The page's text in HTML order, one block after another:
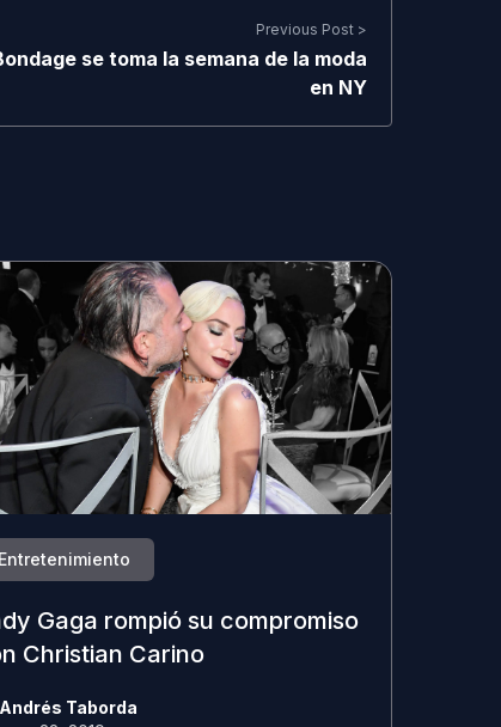
Previous Post >
se toma la semana de la moda
en NY
Entretenimiento
Gaga rompió su compromiso
Christian Carino
Andrés Taborda